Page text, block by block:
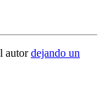
autordejando un